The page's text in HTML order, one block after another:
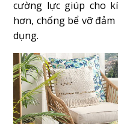
cường lực giúp cho
hơn, chống bể vỡ
dụng.